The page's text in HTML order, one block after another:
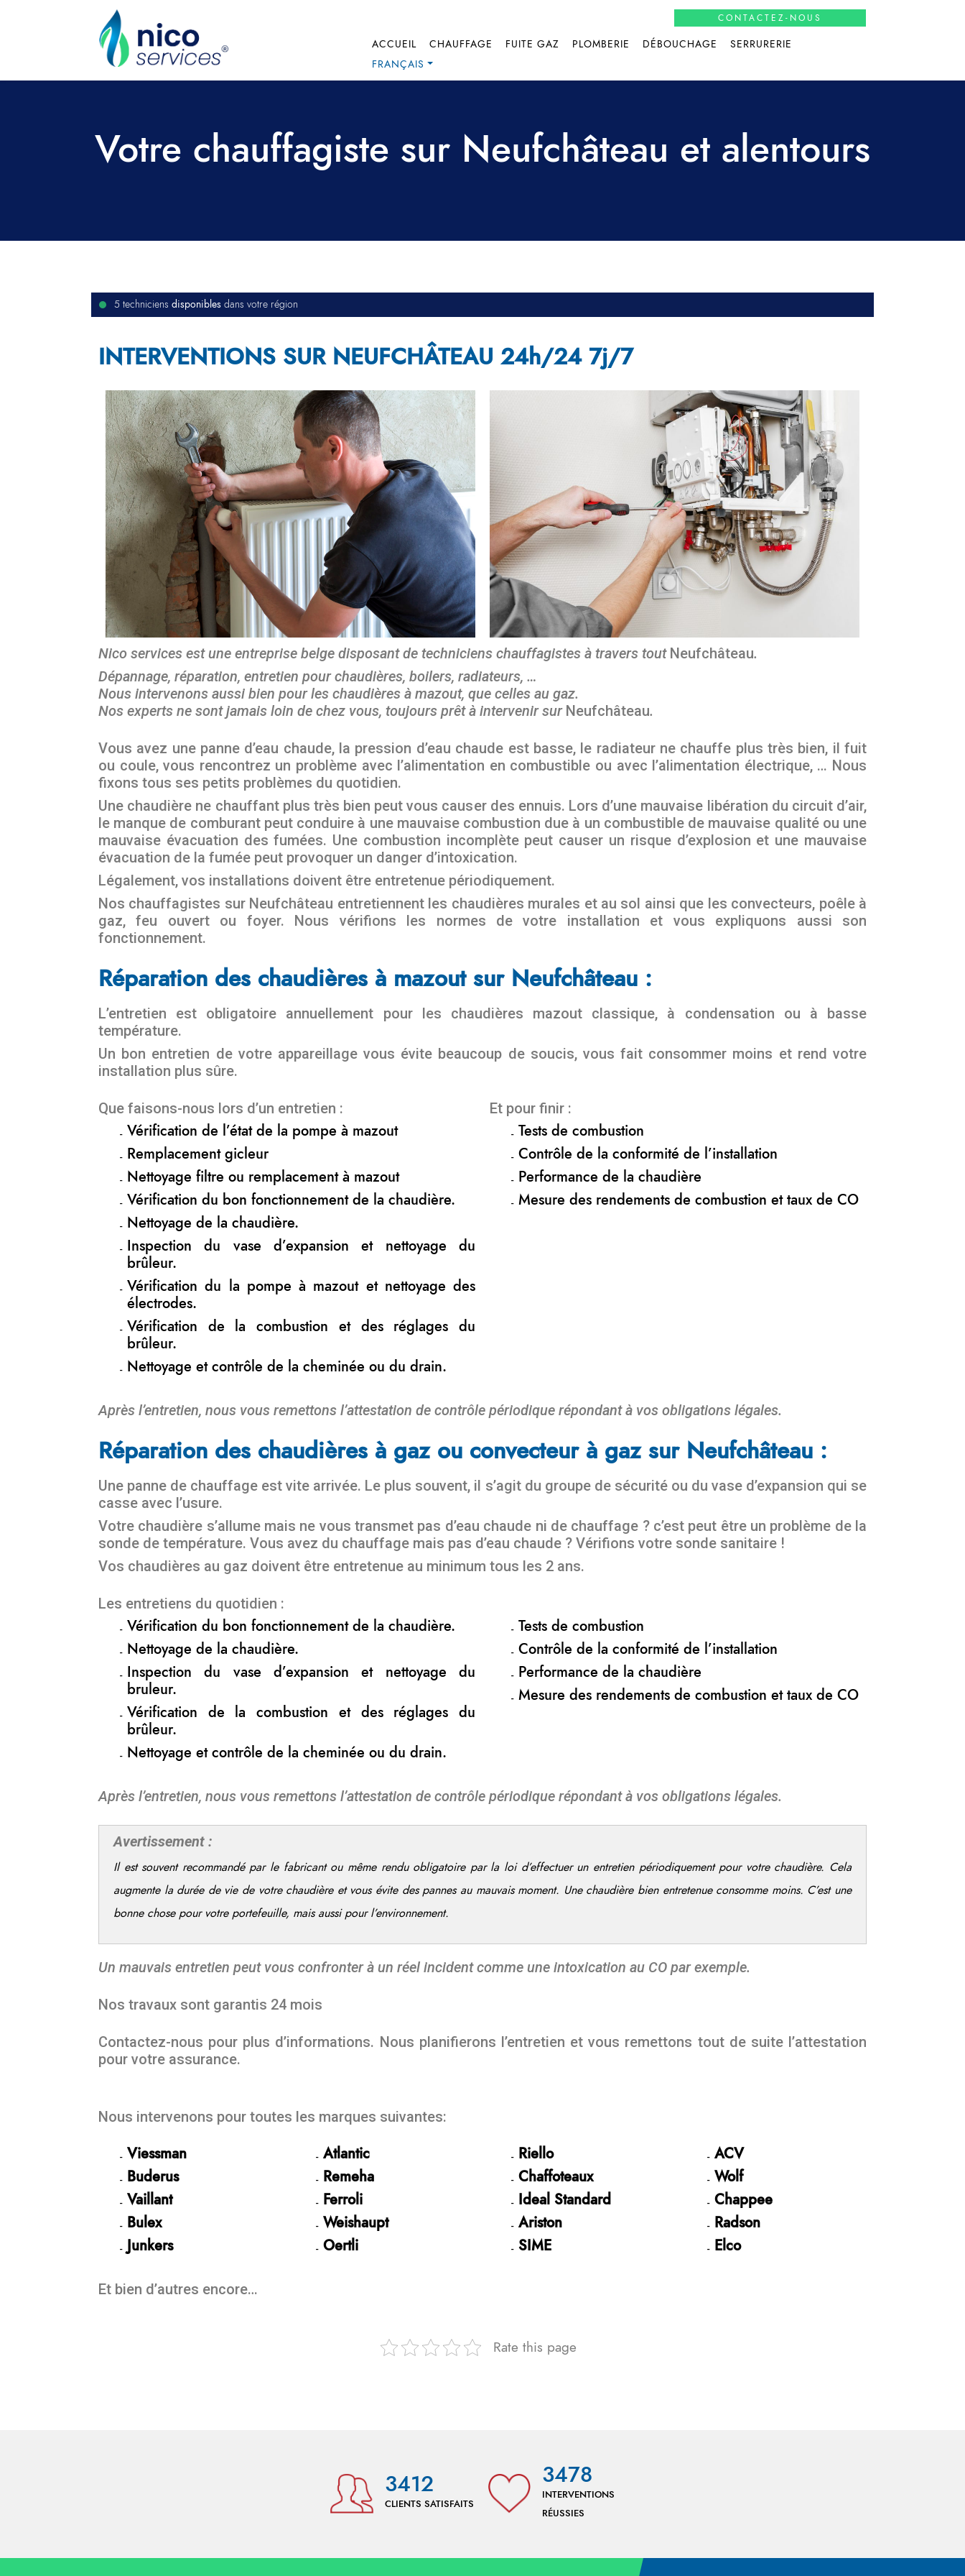
CONTACTEZ-NOUS
ACCUEIL CHAUFFAGE FUITE GAZ PLOMBERIE DÉBOUCHAGE
SERRURERIE
FRANÇAIS
Votre chauffagiste sur Neufchâteau et alentours
5 techniciensdisponibles dans votre région
INTERVENTIONS SUR NEUFCHÂTEAU 24h/24 7j/7
Nico services est une entreprise belge disposant de techniciens chauffagistes à travers tout Neufchâteau.
Dépannage, réparation, entretien pour chaudières, boilers, radiateurs, …
Nous intervenons aussi bien pour les chaudières à mazout, que celles au gaz.
Nos experts ne sont jamais loin de chez vous, toujours prêt à intervenir sur Neufchâteau.
Vous avez une panne d’eau chaude, la pression d’eau chaude est basse, le radiateur ne chauffe plus très bien, il fuit
ou coule, vous rencontrez un problème avec l’alimentation en combustible ou avec l’alimentation électrique, … Nous
fixons tous ses petits problèmes du quotidien.
Une chaudière ne chauffant plus très bien peut vous causer des ennuis. Lors d’une mauvaise libération du circuit d’air,
le manque de comburant peut conduire à une mauvaise combustion due à un combustible de mauvaise qualité ou une
mauvaise évacuation des fumées. Une combustion incomplète peut causer un risque d’explosion et une mauvaise
évacuation de la fumée peut provoquer un danger d’intoxication.
Légalement, vos installations doivent être entretenue périodiquement.
Nos chauffagistes sur Neufchâteau entretiennent les chaudières murales et au sol ainsi que les convecteurs, poêle à
gaz, feu ouvert ou foyer. Nous vérifions les normes de votre installation et vous expliquons aussi son
fonctionnement.
Réparation des chaudières à mazout sur Neufchâteau :
L’entretien est obligatoire annuellement pour les chaudières mazout classique, à condensation ou à basse
température.
Un bon entretien de votre appareillage vous évite beaucoup de soucis, vous fait consommer moins et rend votre
installation plus sûre.
Que faisons-nous lors d’un entretien :
Vérification de l’état de la pompe à mazout
Remplacement gicleur
Nettoyage filtre ou remplacement à mazout
Vérification du bon fonctionnement de la chaudière.
Nettoyage de la chaudière.
Inspection du vase d’expansion et nettoyage du
brûleur.
Vérification du la pompe à mazout et nettoyage des
électrodes.
Vérification de la combustion et des réglages du
brûleur.
Nettoyage et contrôle de la cheminée ou du drain.
Et pour finir :
Tests de combustion
Contrôle de la conformité de l’installation
Performance de la chaudière
Mesure des rendements de combustion et taux de CO
Après l’entretien, nous vous remettons l’attestation de contrôle périodique répondant à vos obligations légales.
Réparation des chaudières à gaz ou convecteur à gaz sur Neufchâteau :
Une panne de chauffage est vite arrivée. Le plus souvent, il s’agit du groupe de sécurité ou du vase d’expansion qui se
casse avec l’usure.
Votre chaudière s’allume mais ne vous transmet pas d’eau chaude ni de chauffage ? c’est peut être un problème de la
sonde de température. Vous avez du chauffage mais pas d’eau chaude ? Vérifions votre sonde sanitaire !
Vos chaudières au gaz doivent être entretenue au minimum tous les 2 ans.
Les entretiens du quotidien :
Vérification du bon fonctionnement de la chaudière.
Nettoyage de la chaudière.
Inspection du vase d’expansion et nettoyage du
bruleur.
Vérification de la combustion et des réglages du
brûleur.
Nettoyage et contrôle de la cheminée ou du drain.
Tests de combustion
Contrôle de la conformité de l’installation
Performance de la chaudière
Mesure des rendements de combustion et taux de CO
Après l’entretien, nous vous remettons l’attestation de contrôle périodique répondant à vos obligations légales.
Avertissement :
Il est souvent recommandé par le fabricant ou même rendu obligatoire par la loi d’effectuer un entretien périodiquement pour votre chaudière. Cela
augmente la durée de vie de votre chaudière et vous évite des pannes au mauvais moment. Une chaudière bien entretenue consomme moins. C’est une
bonne chose pour votre portefeuille, mais aussi pour l’environnement.
Un mauvais entretien peut vous confronter à un réel incident comme une intoxication au CO par exemple.
Nos travaux sont garantis 24 mois
Contactez-nous pour plus d’informations. Nous planifierons l’entretien et vous remettons tout de suite l’attestation
pour votre assurance.
Nous intervenons pour toutes les marques suivantes:
Viessman
Buderus
Vaillant
Bulex
Junkers
Atlantic
Remeha
Ferroli
Weishaupt
Oertli
Riello
Chaffoteaux
Ideal Standard
Ariston
SIME
ACV
Wolf
Chappee
Radson
Elco
Et bien d’autres encore…
Rate this page
3412
CLIENTS SATISFAITS
3478
INTERVENTIONS
RÉUSSIES